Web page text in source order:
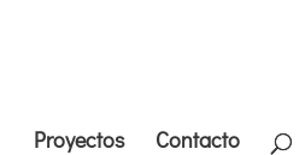
Proyectos Contacto